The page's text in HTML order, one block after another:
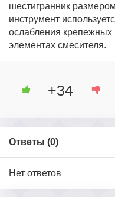
шестигранник
инструмент
ослабления крепежных
элементах смесителя.
+34
Ответы (0)
Нет ответов